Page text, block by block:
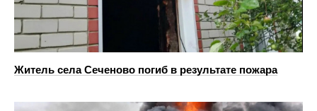
Житель села Сеченово погиб в результате пожара